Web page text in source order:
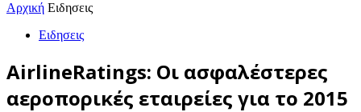
Αρχική Ειδησεις
Ειδησεις
AirlineRatings: Οι ασφαλέστερες
αεροπορικές εταιρείες για το 2015